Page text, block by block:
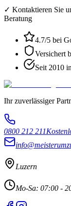
✓ Kontaktieren Sie
Beratung
4.7/5 bei
Versichert
Seit 2010
Ihr zuverlässiger
0800 212 211
Luzern
Mo-Sa: 07:00 -